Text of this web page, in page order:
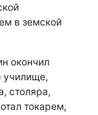
в земской
окончил
училище,
столяра,
токарем,